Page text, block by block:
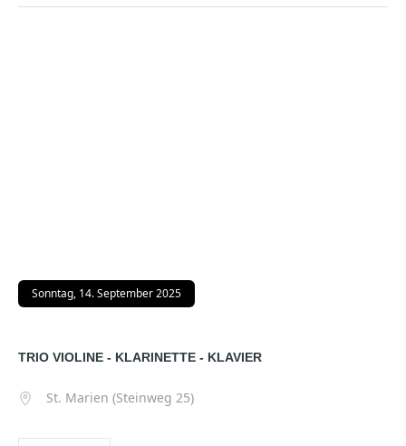
Sonntag, 14. September 2025
TRIO VIOLINE - KLARINETTE - KLAVIER
St. Marien (Steinweg 25)